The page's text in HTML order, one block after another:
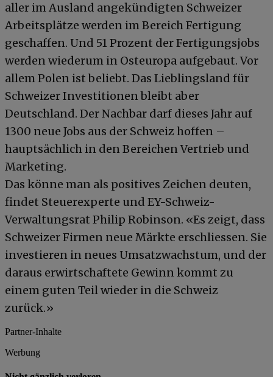
aller im Ausland angekündigten Schweizer
Arbeitsplätze werden im Bereich Fertigung
geschaffen. Und 51 Prozent der Fertigungsjobs
werden wiederum in Osteuropa aufgebaut. Vor
allem Polen ist beliebt. Das Lieblingsland für
Schweizer Investitionen bleibt aber
Deutschland. Der Nachbar darf dieses Jahr auf
1300 neue Jobs aus der Schweiz hoffen –
hauptsächlich in den Bereichen Vertrieb und
Marketing.
Das könne man als positives Zeichen deuten,
findet Steuerexperte und EY-Schweiz-
Verwaltungsrat Philip Robinson. «Es zeigt, dass
Schweizer Firmen neue Märkte erschliessen. Sie
investieren in neues Umsatzwachstum, und der
daraus erwirtschaftete Gewinn kommt zu
einem guten Teil wieder in die Schweiz
zurück.»
Partner-Inhalte
Werbung